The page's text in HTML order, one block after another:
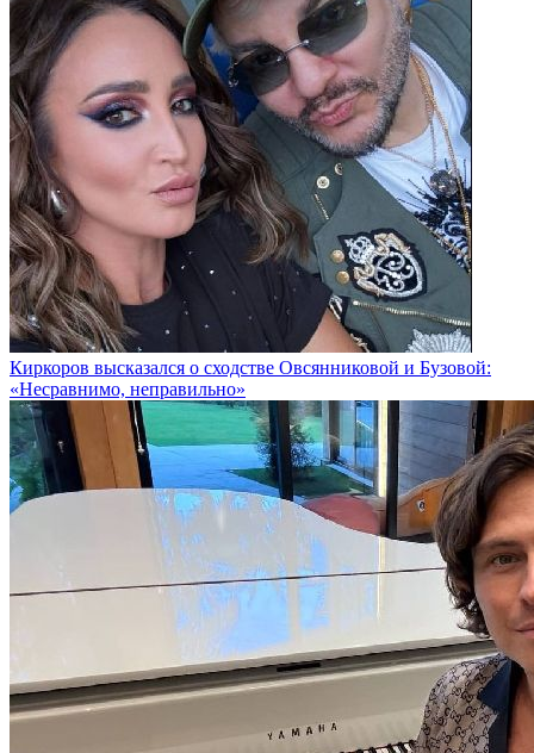
Киркоров высказался о сходстве Овсянниковой и Бузовой:
«Несравнимо, неправильно»